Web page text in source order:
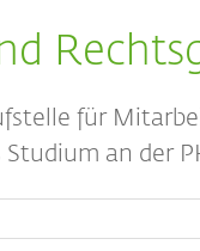
für
an der